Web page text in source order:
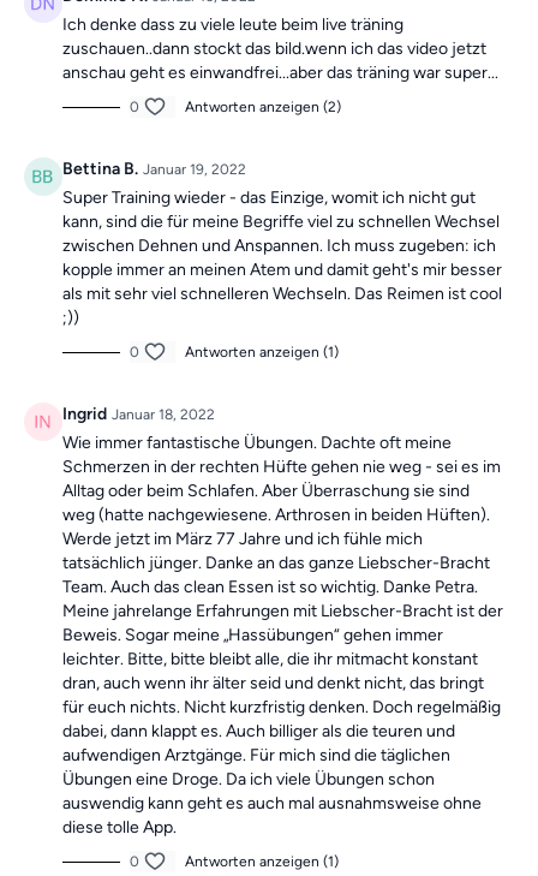
Ich denke dass zu viele leute beim live träning
zuschauen..dann stockt das bild.wenn ich das video jetzt
anschau geht es einwandfrei...aber das träning war super...
0 Antworten anzeigen (2)
Bettina B. Januar 19, 2022
Super Training wieder - das Einzige, womit ich nicht gut
kann, sind die für meine Begriffe viel zu schnellen Wechsel
zwischen Dehnen und Anspannen. Ich muss zugeben: ich
kopple immer an meinen Atem und damit geht's mir besser
als mit sehr viel schnelleren Wechseln. Das Reimen ist cool
;))
0 Antworten anzeigen (1)
Ingrid Januar 18, 2022
Wie immer fantastische Übungen. Dachte oft meine
Schmerzen in der rechten Hüfte gehen nie weg - sei es im
Alltag oder beim Schlafen. Aber Überraschung sie sind
weg (hatte nachgewiesene. Arthrosen in beiden Hüften).
Werde jetzt im März 77 Jahre und ich fühle mich
tatsächlich jünger. Danke an das ganze Liebscher-Bracht
Team. Auch das clean Essen ist so wichtig. Danke Petra.
Meine jahrelange Erfahrungen mit Liebscher-Bracht ist der
Beweis. Sogar meine „Hassübungen“ gehen immer
leichter. Bitte, bitte bleibt alle, die ihr mitmacht konstant
dran, auch wenn ihr älter seid und denkt nicht, das bringt
für euch nichts. Nicht kurzfristig denken. Doch regelmäßig
dabei, dann klappt es. Auch billiger als die teuren und
aufwendigen Arztgänge. Für mich sind die täglichen
Übungen eine Droge. Da ich viele Übungen schon
auswendig kann geht es auch mal ausnahmsweise ohne
diese tolle App.
0 Antworten anzeigen (1)